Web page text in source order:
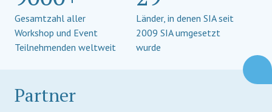
Gesamtzahl aller
Workshop und Event
Teilnehmenden weltweit
Länder, in denen SIA seit
2009 SIA umgesetzt
wurde
Partner